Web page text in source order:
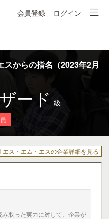
会員登録 ログイン
スからの指名（2023年2月
ード 級
エス・エム・エスの企業詳細を見る
取った実力に対して、企業が